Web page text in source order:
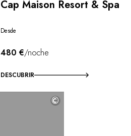
Cap Maison Resort & Spa
Desde
480 €/noche
DESCUBRIR
©